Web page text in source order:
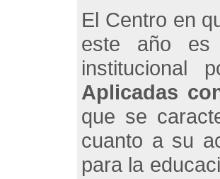
El Centro en
este año es
institucional
Aplicadas
que se
cuanto a su
para la